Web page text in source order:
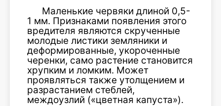
Маленькие червяки длиной 0,5-
1 мм. Признаками появления этого
вредителя являются скрученные
молодые листики земляники и
деформированные, укороченные
черенки, само растение становится
хрупким и ломким. Может
проявляться также утолщением и
разрастанием стеблей,
междоузлий («цветная капуста»).